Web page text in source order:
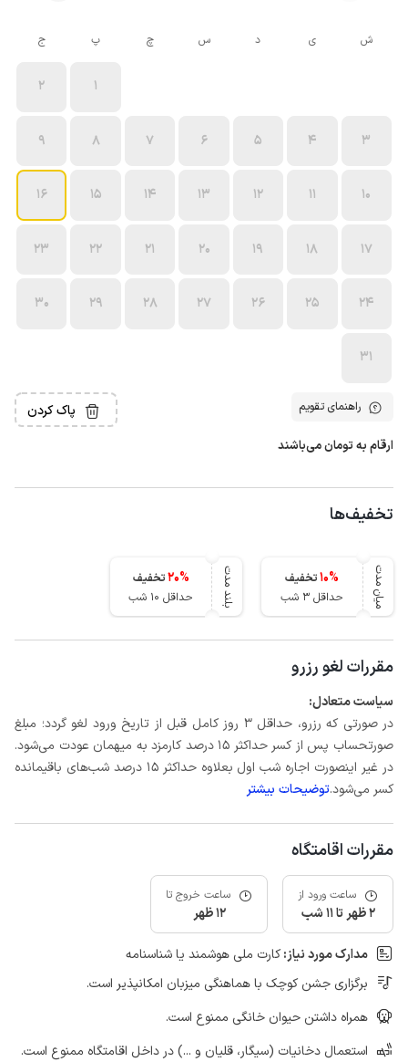
ش ی د س چ پ ج
1
2
3
4
5
6
7
8
9
10
11
12
13
14
15
16
17
18
19
20
21
22
23
24
25
26
27
28
29
30
31
راهنمای تقویم پاک کردن
ارقام به تومان می‌باشند
تخفیف‌ها
میان مدت 10%
تخفیف
حداقل 3 شب
بلند مدت 20%
تخفیف
حداقل 10 شب
مقررات لغو رزرو
سیاست متعادل:
در صورتی که رزرو، حداقل 3 روز کامل قبل از تاریخ ورود لغو گردد؛ مبلغ
صورتحساب پس از کسر حداکثر 15 درصد کارمزد به میهمان عودت می‌شود.
در غیر اینصورت اجاره شب اول بعلاوه حداکثر 15 درصد شب‌های باقیمانده
کسر می‌شود.توضیحات بیشتر
مقررات اقامتگاه
ساعت ورود از
2 ظهر تا 11 شب
ساعت خروج تا
12 ظهر
مدارک مورد نیاز:کارت ملی هوشمند یا شناسنامه
برگزاری جشن کوچک با هماهنگی میزبان امکانپذیر است.
همراه داشتن حیوان خانگی ممنوع است.
استعمال دخانیات (سیگار، قلیان و ...) در داخل اقامتگاه ممنوع است.